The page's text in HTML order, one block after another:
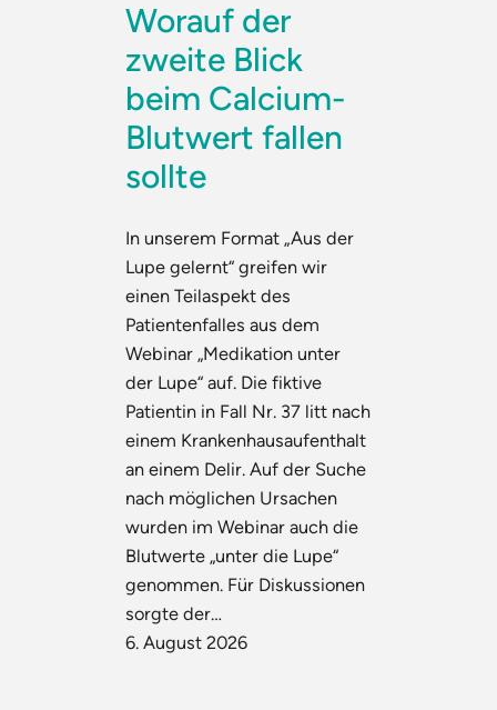
Worauf der
zweite Blick
beim Calcium-
Blutwert fallen
sollte
In unserem Format „Aus der
Lupe gelernt“ greifen wir
einen Teilaspekt des
Patientenfalles aus dem
Webinar „Medikation unter
der Lupe“ auf. Die fiktive
Patientin in Fall Nr. 37 litt nach
einem Krankenhausaufenthalt
an einem Delir. Auf der Suche
nach möglichen Ursachen
wurden im Webinar auch die
Blutwerte „unter die Lupe“
genommen. Für Diskussionen
sorgte der…
6. August 2026